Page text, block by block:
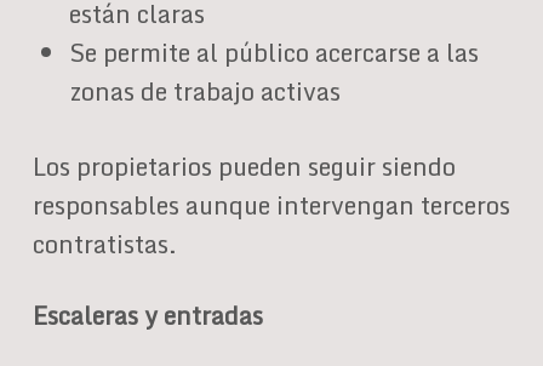
están claras
Se permite al público acercarse a las
zonas de trabajo activas
Los propietarios pueden seguir siendo
responsables aunque intervengan terceros
contratistas.
Escaleras y entradas